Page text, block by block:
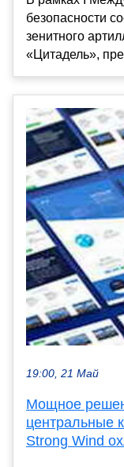
безопасности
зенитного
«Цитадель»,
19:00, 21 Май
Мощное
центральные
Strong Wind